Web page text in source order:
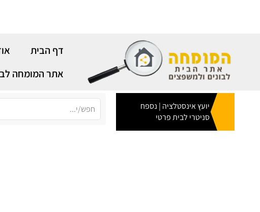
דף הבית
אתר המומחה
יועץ אינסטלציה | נספח
סניטרי לבית פרטי